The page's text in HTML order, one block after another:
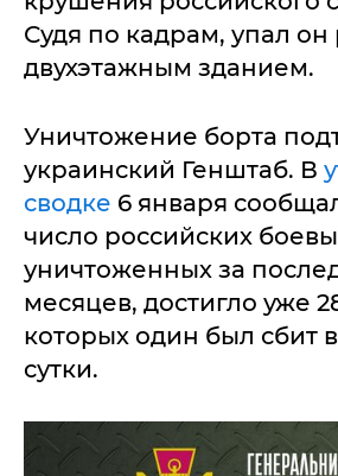
Судя по кадрам, упал он
двухэтажным зданием.
Уничтожение борта
украинский Генштаб. В
сводке 6 января
число российских
уничтоженных за
месяцев, достигло уже
которых один был сбит
сутки.